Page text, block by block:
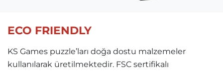
ECO FRIENDLY
KS Games puzzle’ları doğa dostu malzemeler
kullanılarak üretilmektedir. FSC sertifikalı